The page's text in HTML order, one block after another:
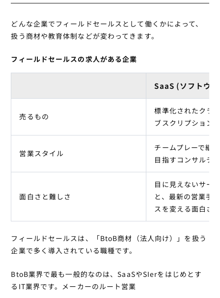
どんな企業でフィールドセールスとして働くかによって、
扱う商材や教育体制などが変わってきます。
フィールドセールスの求人がある企業
SaaS (ソフトウ
売るもの
標準化されたクラ
ブスクリプション
営業スタイル
チームプレーで継
目指すコンサルテ
面白さと難しさ
目に見えないサー
と、最新の営業手
スを変える面白さ
フィールドセールスは、「BtoB商材（法人向け）」を扱う
企業で多く導入されている職種です。
BtoB業界で最も一般的なのは、SaaSやSIerをはじめとす
るIT業界です。メーカーのルート営業